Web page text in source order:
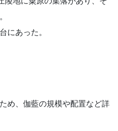
にあった。
め、伽藍の規模や配置など詳